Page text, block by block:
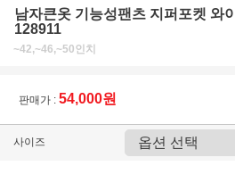
남자큰옷 기능성팬츠 지퍼포켓 와
128911
~42,~46,~50인치
판매가 : 54,000원
사이즈